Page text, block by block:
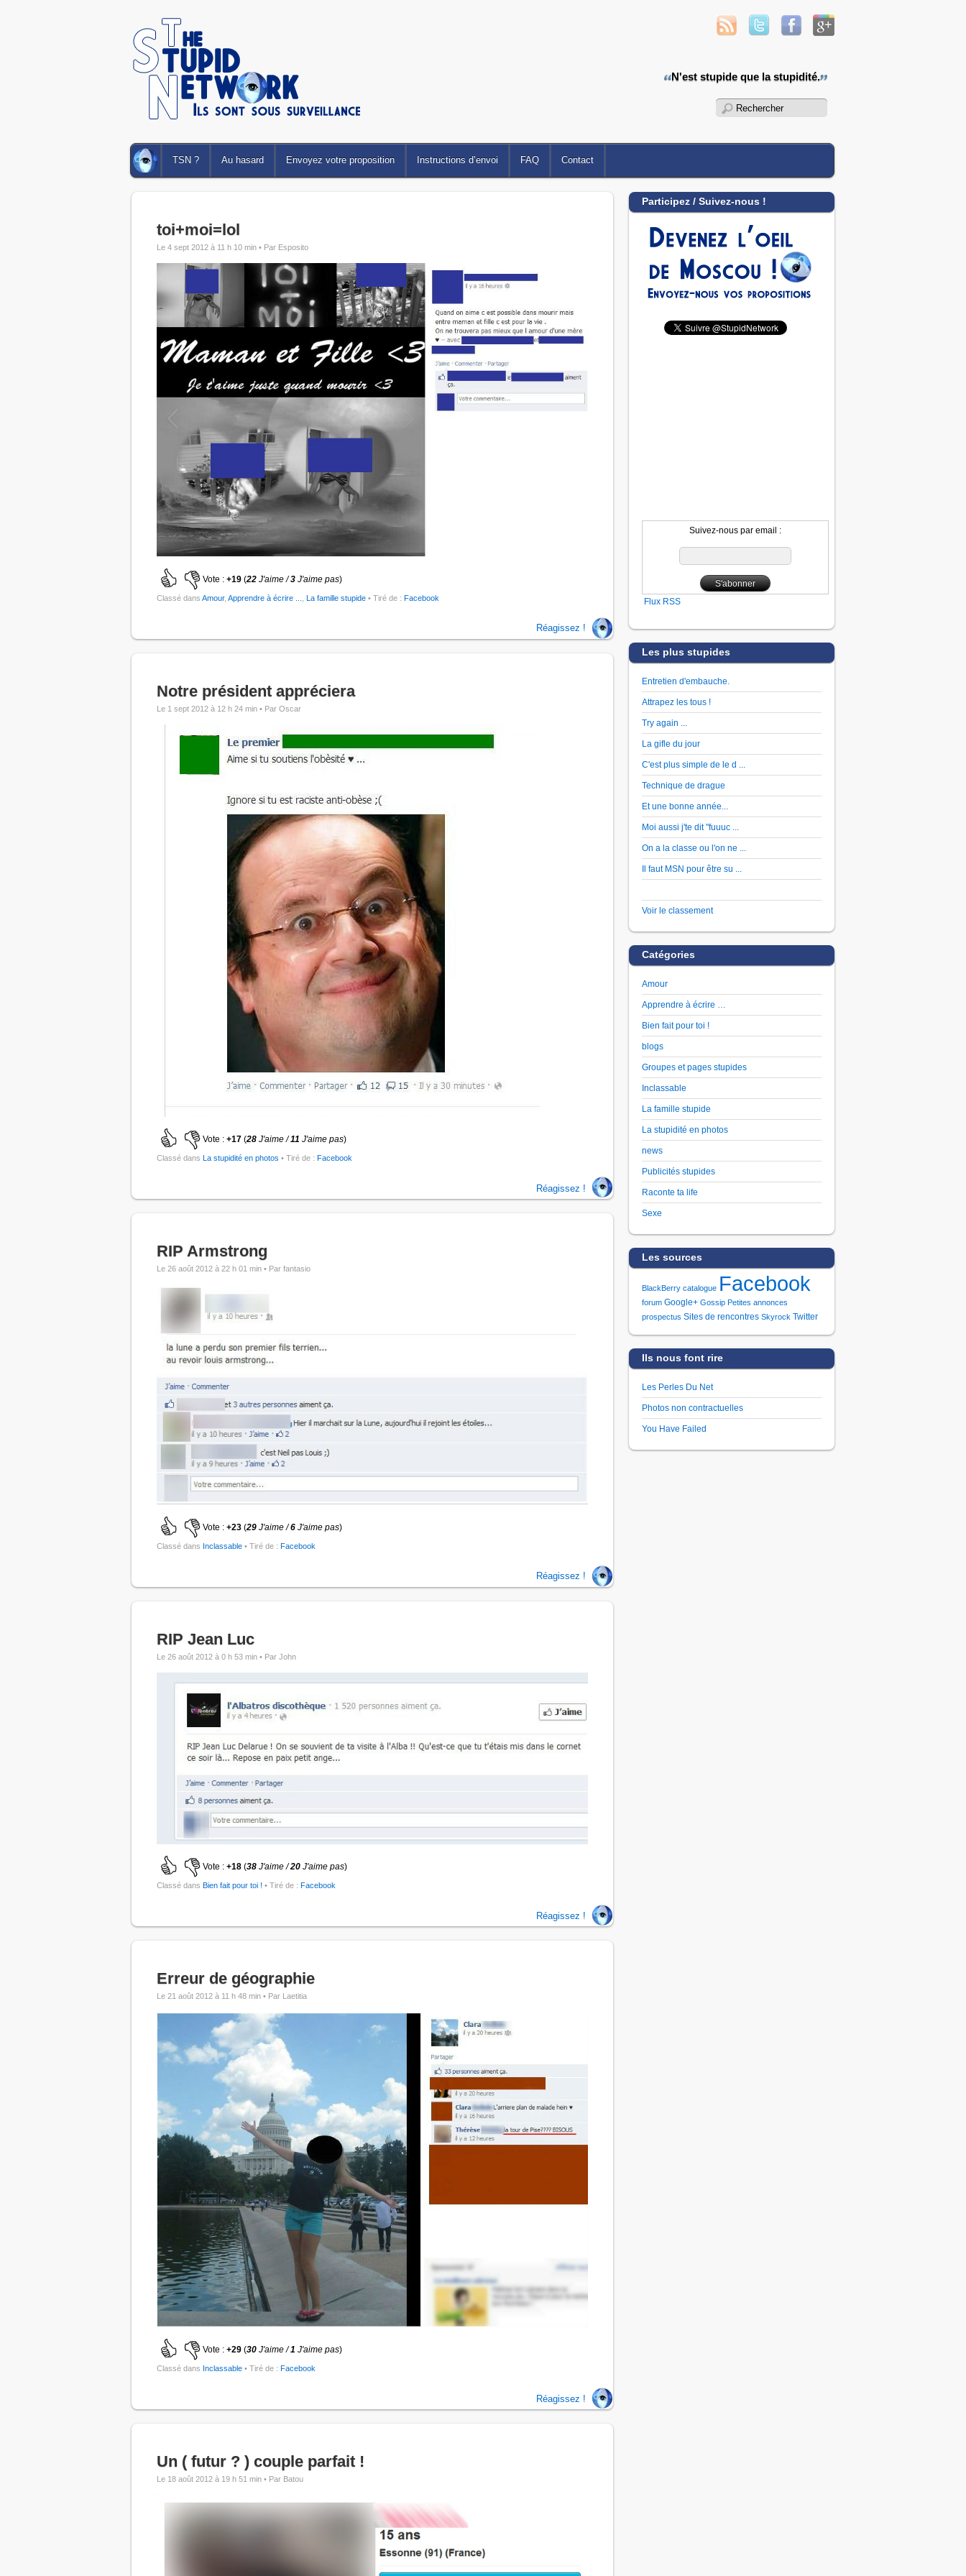
N'est stupide que la stupidité.
TSN ? Au hasard Envoyez votre proposition Instructions d’envoi FAQ Contact
toi+moi=lol
Le 4 sept 2012 à 11 h 10 min • Par Esposito
Vote : +19 (22 J'aime /3 J'aime pas)
Classé dans Amour, Apprendre à écrire ... La famille stupide • Tiré de : Facebook
Réagissez !
Notre président appréciera
Le 1 sept 2012 à 12 h 24 min • Par Oscar
Vote : +17 (28 J'aime /11 J'aime pas)
Classé dans La stupidité en photos • Tiré de : Facebook
Réagissez !
RIP Armstrong
Le 26 août 2012 à 22 h 01 min • Par fantasio
Vote : +23 (29 J'aime /6 J'aime pas)
Classé dans Inclassable • Tiré de : Facebook
Réagissez !
RIP Jean Luc
Le 26 août 2012 à 0 h 53 min • Par John
Vote : +18 (38 J'aime /20 J'aime pas)
Classé dans Bien fait pour toi ! • Tiré de : Facebook
Réagissez !
Erreur de géographie
Le 21 août 2012 à 11 h 48 min • Par Laetitia
Vote : +29 (30 J'aime /1 J'aime pas)
Classé dans Inclassable • Tiré de : Facebook
Réagissez !
Un ( futur ? ) couple parfait !
Le 18 août 2012 à 19 h 51 min • Par Batou
Participez / Suivez-nous !
Suivez-nous par email :
Flux RSS
Les plus stupides
Entretien d'embauche.
Attrapez les tous !
Try again ...
La gifle du jour
C'est plus simple de le d ...
Technique de drague
Et une bonne année...
Moi aussi j'te dit "fuuuc ...
On a la classe ou l'on ne ...
Il faut MSN pour être su ...
Voir le classement
Catégories
Amour
Apprendre à écrire …
Bien fait pour toi !
blogs
Groupes et pages stupides
Inclassable
La famille stupide
La stupidité en photos
news
Publicités stupides
Raconte ta life
Sexe
Les sources
BlackBerry catalogue Facebook
forum Google+ Gossip Petites annonces
prospectus Sites de rencontres Skyrock Twitter
Ils nous font rire
Les Perles Du Net
Photos non contractuelles
You Have Failed